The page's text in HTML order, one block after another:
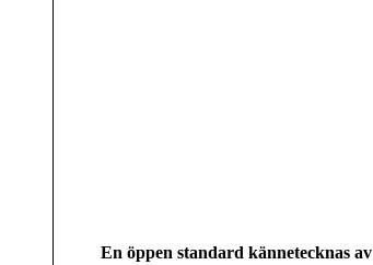
En öppen standard kännetecknas av